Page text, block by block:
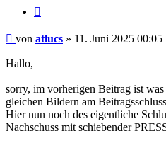
Beitrag
von atlucs » 11. Juni 2025 00:05
Hallo,
sorry, im vorherigen Beitrag ist
gleichen Bildern am
Hier nun noch des eigentliche
Nachschuss mit schiebender